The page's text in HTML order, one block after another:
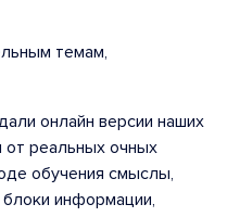
темам,
онлайн версии наших
от реальных очных
обучения смыслы,
информации,